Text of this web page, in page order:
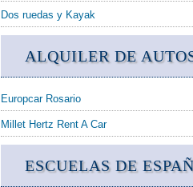
Dos ruedas y Kayak
ALQUILER DE
Europcar Rosario
Millet Hertz Rent A Car
ESCUELAS DE